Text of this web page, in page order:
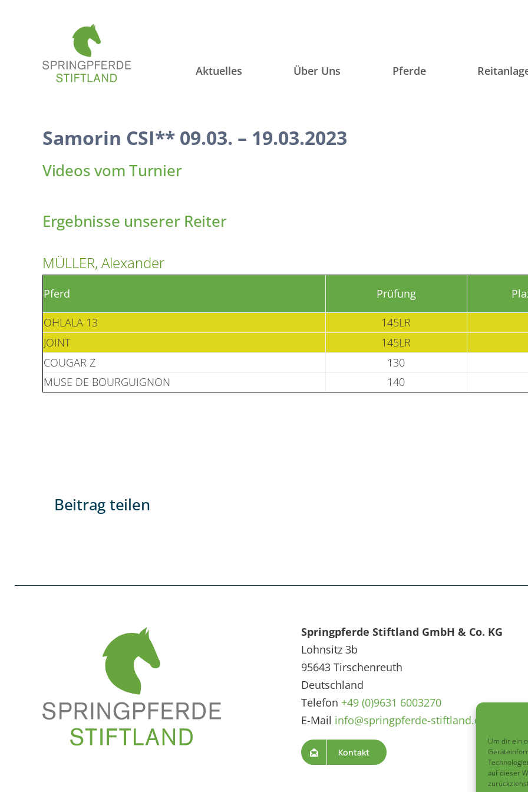
Um dir ein
auf dieser
Aktuelles Über Uns Pferde
Samorin CSI** 09.03. – 19.03.2023
Videos vom Turnier
Ergebnisse unserer Reiter
MÜLLER, Alexander
Pferd Prüfung
OHLALA 13 145LR
JOINT
145LR
COUGAR Z
130
MUSE DE BOURGUIGNON
140
Beitrag teilen
Springpferde Stiftland GmbH & Co. KG
Lohnsitz 3b
95643 Tirschenreuth
Deutschland
Telefon +49 (0)9631 6003270
E-Mail info@springpferde-stiftland.de
Kontakt